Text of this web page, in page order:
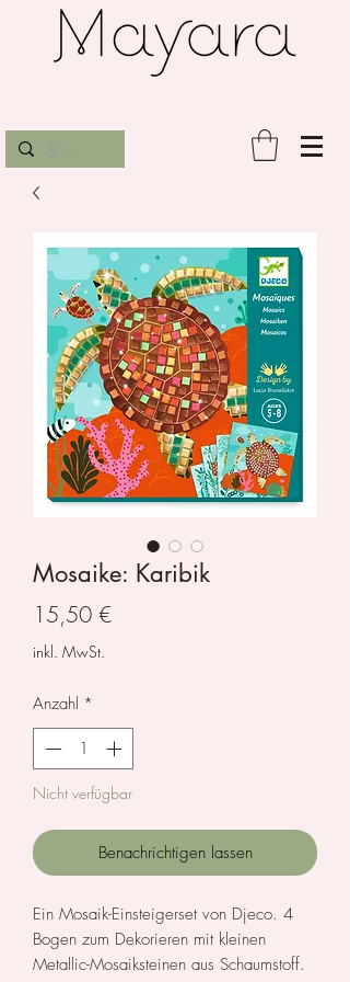
Mosaike: Karibik
15,50 €Preis
inkl. MwSt.
Anzahl *
Nicht verfügbar
Benachrichtigen lassen
Ein Mosaik-Einsteigerset von Djeco. 4
Bogen zum Dekorieren mit kleinen
Metallic-Mosaiksteinen aus Schaumstoff.